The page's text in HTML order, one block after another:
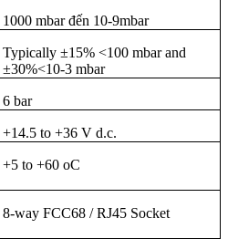
1000 mbar đến 10-9mbar
Typically ±15% <100 mbar and
±30%<10-3 mbar
6 bar
+14.5 to +36 V d.c.
+5 to +60 oC
8-way FCC68 / RJ45 Socket